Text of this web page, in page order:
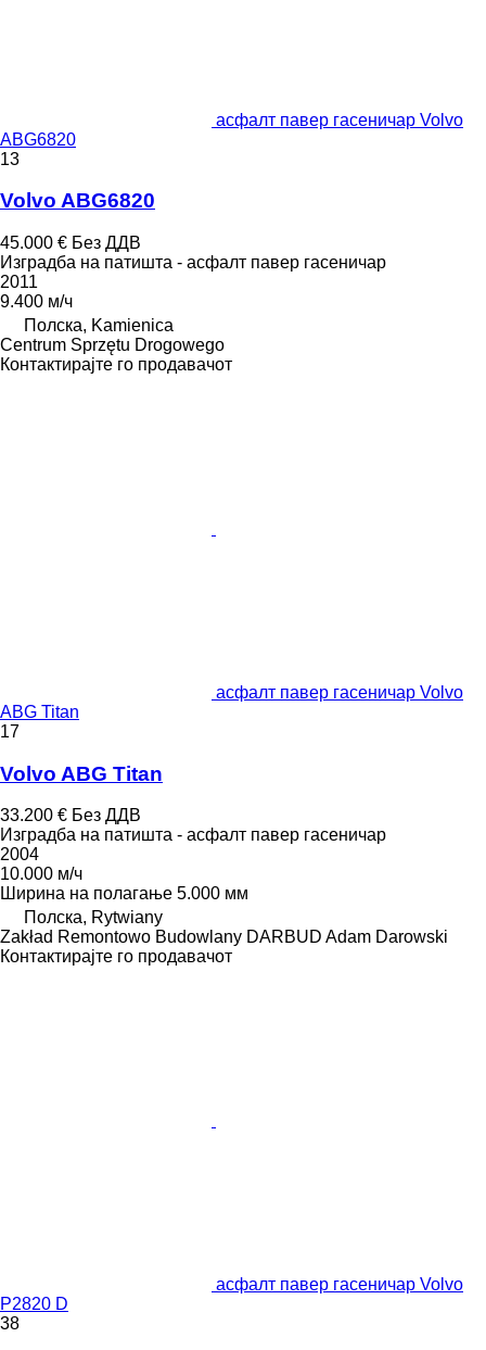
асфалт павер гасеничар Volvo
ABG6820
13
Volvo ABG6820
45.000 € Без ДДВ
Изградба на патишта - асфалт павер гасеничар
2011
9.400 м/ч
Полска, Kamienica
Centrum Sprzętu Drogowego
Контактирајте го продавачот
асфалт павер гасеничар Volvo
ABG Titan
17
Volvo ABG Titan
33.200 € Без ДДВ
Изградба на патишта - асфалт павер гасеничар
2004
10.000 м/ч
Ширина на полагање 5.000 мм
Полска, Rytwiany
Zakład Remontowo Budowlany DARBUD Adam Darowski
Контактирајте го продавачот
асфалт павер гасеничар Volvo
P2820 D
38